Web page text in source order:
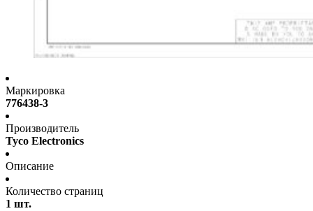
Маркировка
776438-3
Производитель
Tyco Electronics
Описание
Количество страниц
1 шт.